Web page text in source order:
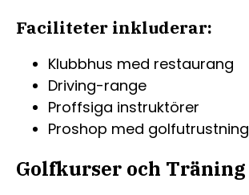
Faciliteter inkluderar:
Klubbhus med restaurang
Driving-range
Proffsiga instruktörer
Proshop med golfutrustning
Golfkurser och Träning